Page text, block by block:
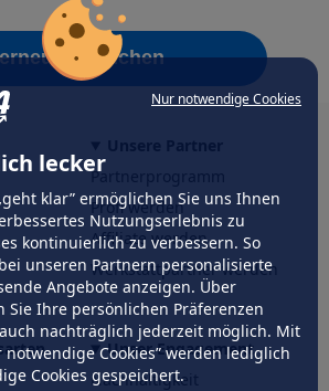
Nur notwendige Cookies
lecker
klar” ermöglichen Sie uns Ihnen
Nutzungserlebnis zu
kontinuierlich zu verbessern. So
unseren Partnern personalisierte
Angebote anzeigen. Über
Sie Ihre persönlichen Präferenzen
nachträglich jederzeit möglich. Mit
notwendige Cookies” werden lediglich
Cookies gespeichert.
erneut versuchen
Partnerprogramm
Profi werden
Affiliate werden
Werkstattpartner werden
Unser Engagement
Nachhaltigkeit